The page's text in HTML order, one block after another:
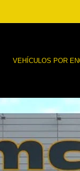
VEHÍCULOS POR